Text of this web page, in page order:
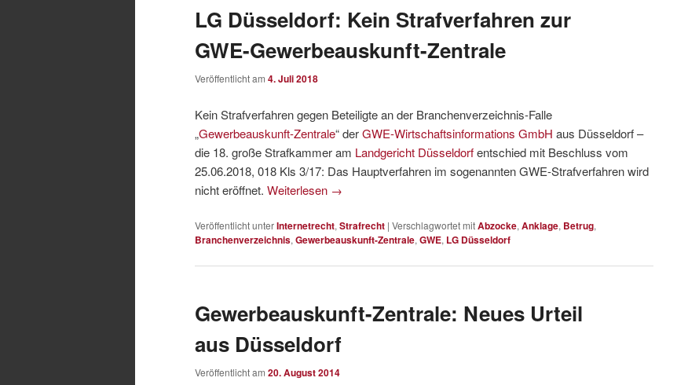
LG Düsseldorf: Kein Strafverfahren zur
GWE-Gewerbeauskunft-Zentrale
Veröffentlicht am 4. Juli 2018
Kein Strafverfahren gegen Beteiligte an der Branchenverzeichnis-Falle
„Gewerbeauskunft-Zentrale“ derGWE-Wirtschaftsinformations GmbH aus Düsseldorf –
die 18. große Strafkammer am Landgericht Düsseldorfentschied mit Beschluss vom
25.06.2018, 018 Kls 3/17: Das Hauptverfahren im sogenannten GWE-Strafverfahren wird
nicht eröffnet. Weiterlesen →
Veröffentlicht unterInternetrecht, Strafrecht | Verschlagwortet mitAbzocke, Anklage, Betrug,
Branchenverzeichnis, Gewerbeauskunft-Zentrale, GWE, LG Düsseldorf
Gewerbeauskunft-Zentrale: Neues Urteil
aus Düsseldorf
Veröffentlicht am 20. August 2014